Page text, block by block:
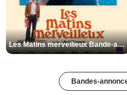
Les Matins merveilleux Bande-annonce VF
Bandes-